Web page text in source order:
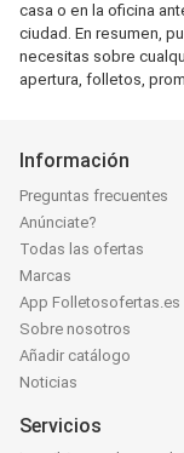
casa o en la oficina
ciudad. En resumen,
necesitas sobre
apertura, folletos,
Información
Preguntas frecuentes
Anúnciate?
Todas las ofertas
Marcas
App Folletosofertas.es
Sobre nosotros
Añadir catálogo
Noticias
Servicios